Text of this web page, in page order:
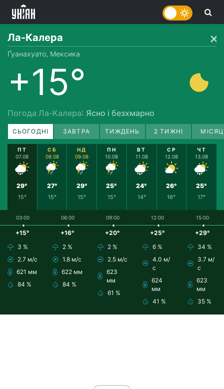
Ла-Калера
Ґуанахуато, Мексика
+15°
Погода Ла-Калера: Ясно і безхмарно
СЬОГОДНІ ЗАВТРА ТИЖДЕНЬ 2 ТИЖНІ
ПТ
07.08
29°
15°
СБ
08.08
27°
15°
НД
09.08
29°
15°
ПН
10.08
25°
15°
ВТ
11.08
24°
14°
СР
12.08
26°
16°
ЧТ
13.08
25°
17°
03:00
+15°
3 %
2.7 м/с
621 мм
84 %
06:00
+16°
2 %
1.8 м/с
622 мм
84 %
09:00
+20°
2 %
2.5 м/с
623
мм
61 %
12:00
+25°
6 %
4.0 м/
с
624
мм
41 %
15:00
+29°
34 %
3.7 м/
с
623
мм
35 %